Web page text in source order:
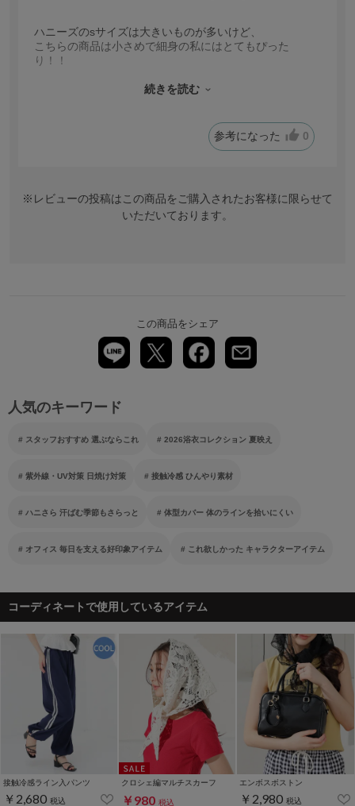
ハニーズのsサイズは大きいものが多いけど、
こちらの商品は小さめで細身の私にはとてもぴった
り！！
ブラックを購入して、パンツもブラックで合わせたらカ
続きを読む
参考になった 0
※レビューの投稿はこの商品をご購入されたお客様に限らせて
いただいております。
この商品をシェア
人気のキーワード
スタッフおすすめ 選ぶならこれ 2026浴衣コレクション 夏映え
紫外線・UV対策 日焼け対策 接触冷感 ひんやり素材
ハニさら 汗ばむ季節もさらっと 体型カバー 体のラインを拾いにくい
オフィス 毎日を支える好印象アイテム これ欲しかった キャラクターアイテム
コーディネートで使用しているアイテム
接触冷感ライン入パンツ
￥2,680 税込
クロシェ編マルチスカーフ
￥980 税込
エンボスボストン
￥2,980 税込